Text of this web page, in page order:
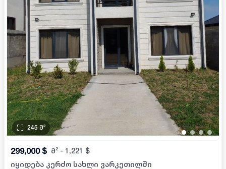
••••
245 მ²
299,000 $ მ² - 1,221 $
იყიდება კერძო სახლი ვარკეთილში